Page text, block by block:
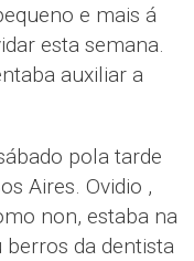
e mais á
esta semana.
auxiliar a
pola tarde
Aires. Ovidio ,
non, estaba na
da dentista